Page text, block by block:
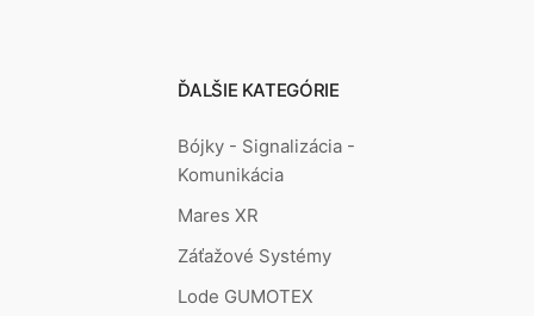
ĎALŠIE KATEGÓRIE
Bójky - Signalizácia -
Komunikácia
Mares XR
Záťažové Systémy
Lode GUMOTEX